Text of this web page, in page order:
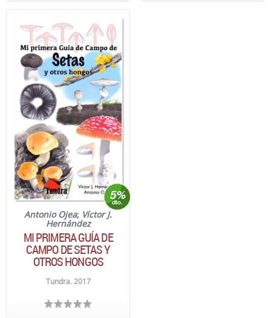
Antonio Ojea; Víctor J.
Hernández
MI PRIMERA GUÍA DE
CAMPO DE SETAS Y
OTROS HONGOS
Tundra. 2017